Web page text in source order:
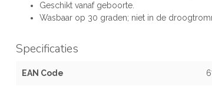
Geschikt vanaf geboorte.
Wasbaar op 30 graden; niet in de
Specificaties
EAN Code